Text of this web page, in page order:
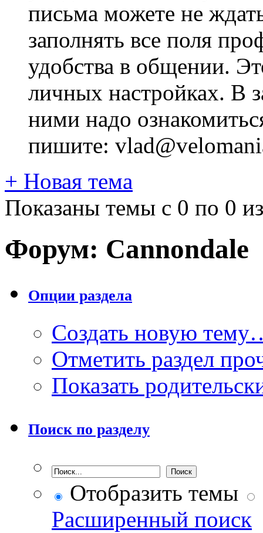
письма можете не
заполнять все поля
удобства в общении.
личных настройках. В
ними надо
пишите:
+ Новая тема
Показаны темы с 0 по 0
Форум: Cannondale
Опции раздела
Создать новую
Отметить раздел
Показать
Поиск по разделу
Отобразить темы
Расширенный поиск